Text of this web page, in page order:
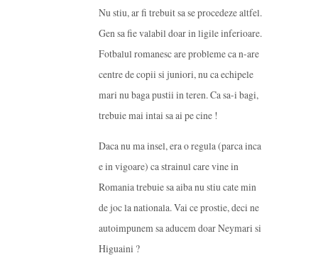
Nu stiu, ar fi trebuit sa se procedeze altfel.
Gen sa fie valabil doar in ligile inferioare.
Fotbalul romanesc are probleme ca n-are
centre de copii si juniori, nu ca echipele
mari nu baga pustii in teren. Ca sa-i bagi,
trebuie mai intai sa ai pe cine !
Daca nu ma insel, era o regula (parca inca
e in vigoare) ca strainul care vine in
Romania trebuie sa aiba nu stiu cate min
de joc la nationala. Vai ce prostie, deci ne
autoimpunem sa aducem doar Neymari si
Higuaini ?